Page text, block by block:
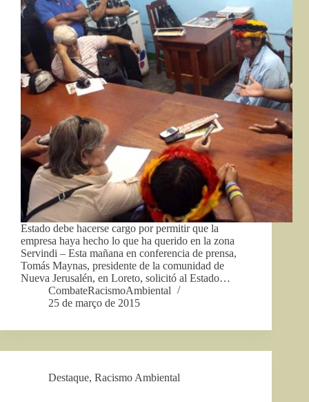
Estado debe hacerse cargo por permitir que la
empresa haya hecho lo que ha querido en la zona
Servindi – Esta mañana en conferencia de prensa,
Tomás Maynas, presidente de la comunidad de
Nueva Jerusalén, en Loreto, solicitó al Estado…
CombateRacismoAmbiental
25 de março de 2015
Destaque, Racismo Ambiental